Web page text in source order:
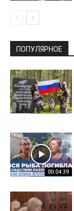
ПОПУЛЯРНОЕ
00:04:39